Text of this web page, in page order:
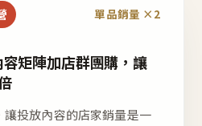
單品銷量 ×2
矩陣加店群團購，讓
投放內容的店家銷量是一